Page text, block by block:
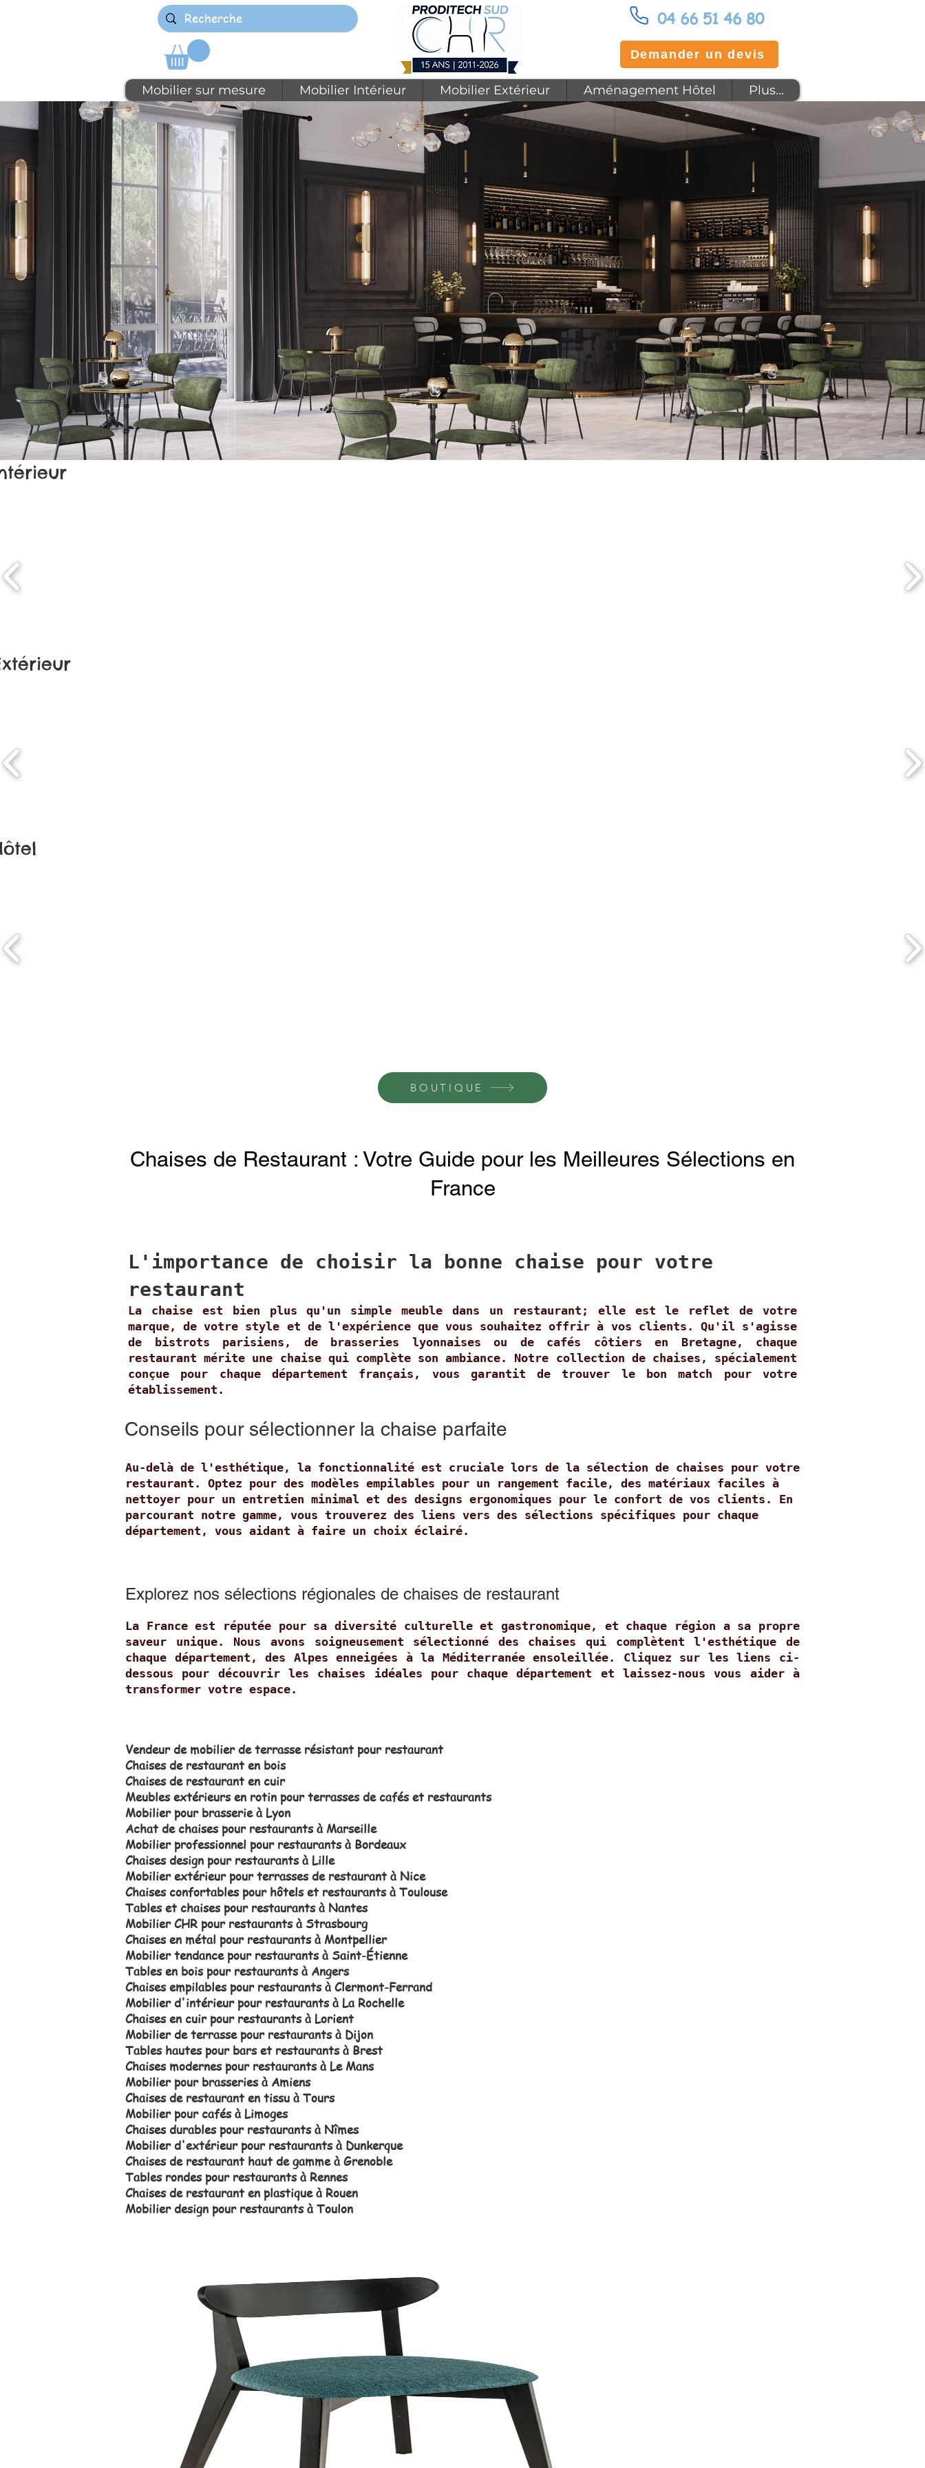
04 66 51 46 80
Demander un devis
Mobilier sur mesure Mobilier Intérieur Mobilier Extérieur Aménagement Hôtel Plus...
BOUTIQUE
Chaises de Restaurant : Votre Guide pour les Meilleures Sélections en
France
L'importance de choisir la bonne chaise pour votre
restaurant
La chaise est bien plus qu'un simple meuble dans un restaurant; elle est le reflet de votre
marque, de votre style et de l'expérience que vous souhaitez offrir à vos clients. Qu'il s'agisse
de bistrots parisiens, de brasseries lyonnaises ou de cafés côtiers en Bretagne, chaque
restaurant mérite une chaise qui complète son ambiance. Notre collection de chaises, spécialement
conçue pour chaque département français, vous garantit de trouver le bon match pour votre
établissement.
Conseils pour sélectionner la chaise parfaite
Au-delà de l'esthétique, la fonctionnalité est cruciale lors de la sélection de chaises pour votre
restaurant. Optez pour des modèles empilables pour un rangement facile, des matériaux faciles à
nettoyer pour un entretien minimal et des designs ergonomiques pour le confort de vos clients. En
parcourant notre gamme, vous trouverez des liens vers des sélections spécifiques pour chaque
département, vous aidant à faire un choix éclairé.
Explorez nos sélections régionales de chaises de restaurant
La France est réputée pour sa diversité culturelle et gastronomique, et chaque région a sa propre
saveur unique. Nous avons soigneusement sélectionné des chaises qui complètent l'esthétique de
chaque département, des Alpes enneigées à la Méditerranée ensoleillée. Cliquez sur les liens ci-
dessous pour découvrir les chaises idéales pour chaque département et laissez-nous vous aider à
transformer votre espace.
Vendeur de mobilier de terrasse résistant pour restaurant
Chaises de restaurant en bois
Chaises de restaurant en cuir
Meubles extérieurs en rotin pour terrasses de cafés et restaurants
Mobilier pour brasserie à Lyon
Achat de chaises pour restaurants à Marseille
Mobilier professionnel pour restaurants à Bordeaux
Chaises design pour restaurants à Lille
Mobilier extérieur pour terrasses de restaurant à Nice
Chaises confortables pour hôtels et restaurants à Toulouse
Tables et chaises pour restaurants à Nantes
Mobilier CHR pour restaurants à Strasbourg
Chaises en métal pour restaurants à Montpellier
Mobilier tendance pour restaurants à Saint-Étienne
Tables en bois pour restaurants à Angers
Chaises empilables pour restaurants à Clermont-Ferrand
Mobilier d'intérieur pour restaurants à La Rochelle
Chaises en cuir pour restaurants à Lorient
Mobilier de terrasse pour restaurants à Dijon
Tables hautes pour bars et restaurants à Brest
Chaises modernes pour restaurants à Le Mans
Mobilier pour brasseries à Amiens
Chaises de restaurant en tissu à Tours
Mobilier pour cafés à Limoges
Chaises durables pour restaurants à Nîmes
Mobilier d'extérieur pour restaurants à Dunkerque
Chaises de restaurant haut de gamme à Grenoble
Tables rondes pour restaurants à Rennes
Chaises de restaurant en plastique à Rouen
Mobilier design pour restaurants à Toulon